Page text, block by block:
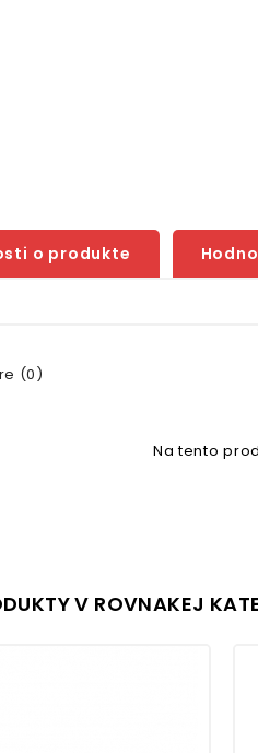
o produkte
(0)
Na tento
V ROVNAKEJ